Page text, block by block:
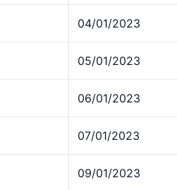
04/01/2023
05/01/2023
06/01/2023
07/01/2023
09/01/2023